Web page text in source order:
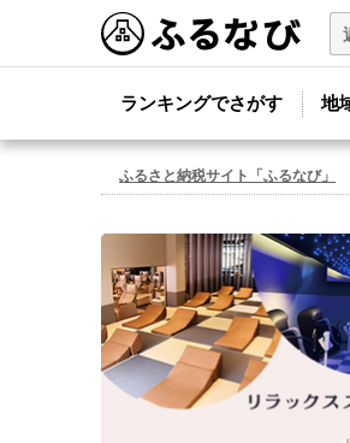
ランキングでさがす 地
ふるさと納税サイト「ふるなび」